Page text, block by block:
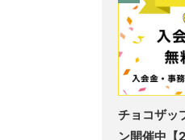
チョコザッ
ン開催中【